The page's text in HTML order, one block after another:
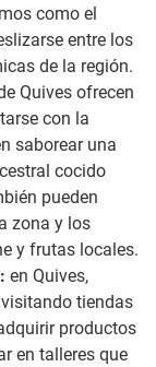
como el
entre los
de la región.
Quives ofrecen
con la
saborear una
cocido
pueden
zona y los
y frutas locales.
en Quives,
tiendas
productos
en talleres que